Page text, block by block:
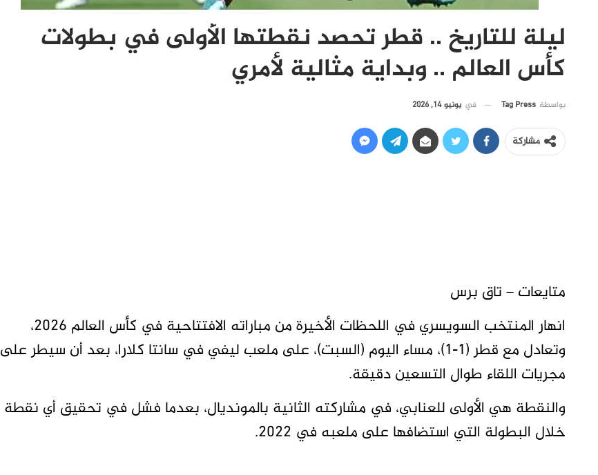
ليلة للتاريخ .. قطر تحصد نقطتها الأولى في بطولات
كأس العالم .. وبداية مثالية لأمري
بواسطة Tag Press في يونيو 14, 2026
مشاركة
متايعات – تاق برس
انهار المنتخب السويسري في اللحظات الأخيرة من مباراته الافتتاحية في كأس العالم 2026،
وتعادل مع قطر (1-1)، مساء اليوم (السبت)، على ملعب ليفي في سانتا كلارا، بعد أن سيطر على
مجريات اللقاء طوال التسعين دقيقة.
والنقطة هي الأولى للعنابي، في مشاركته الثانية بالمونديال، بعدما فشل في تحقيق أي نقطة
خلال البطولة التي استضافها على ملعبه في 2022.